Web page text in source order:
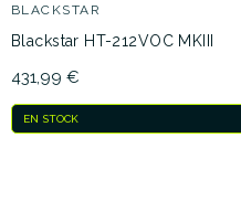
BLACKSTAR
Blackstar HT-212VOC MKIII
431,99 €
EN STOCK